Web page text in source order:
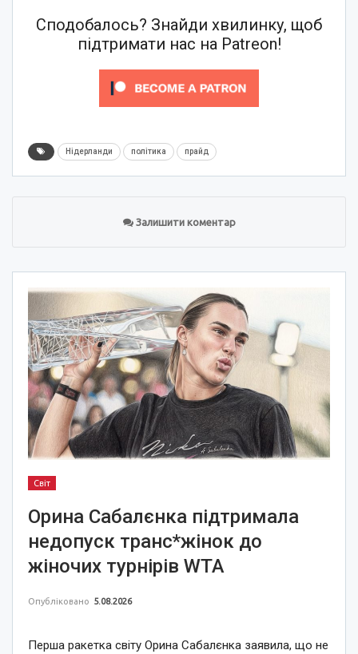
Сподобалось? Знайди хвилинку, щоб
підтримати нас на Patreon!
Нідерланди політика прайд
Залишити коментар
Світ
Орина Сабалєнка підтримала
недопуск транс*жінок до
жіночих турнірів WTA
Опубліковано 5.08.2026
Перша ракетка світу Орина Сабалєнка заявила, що не